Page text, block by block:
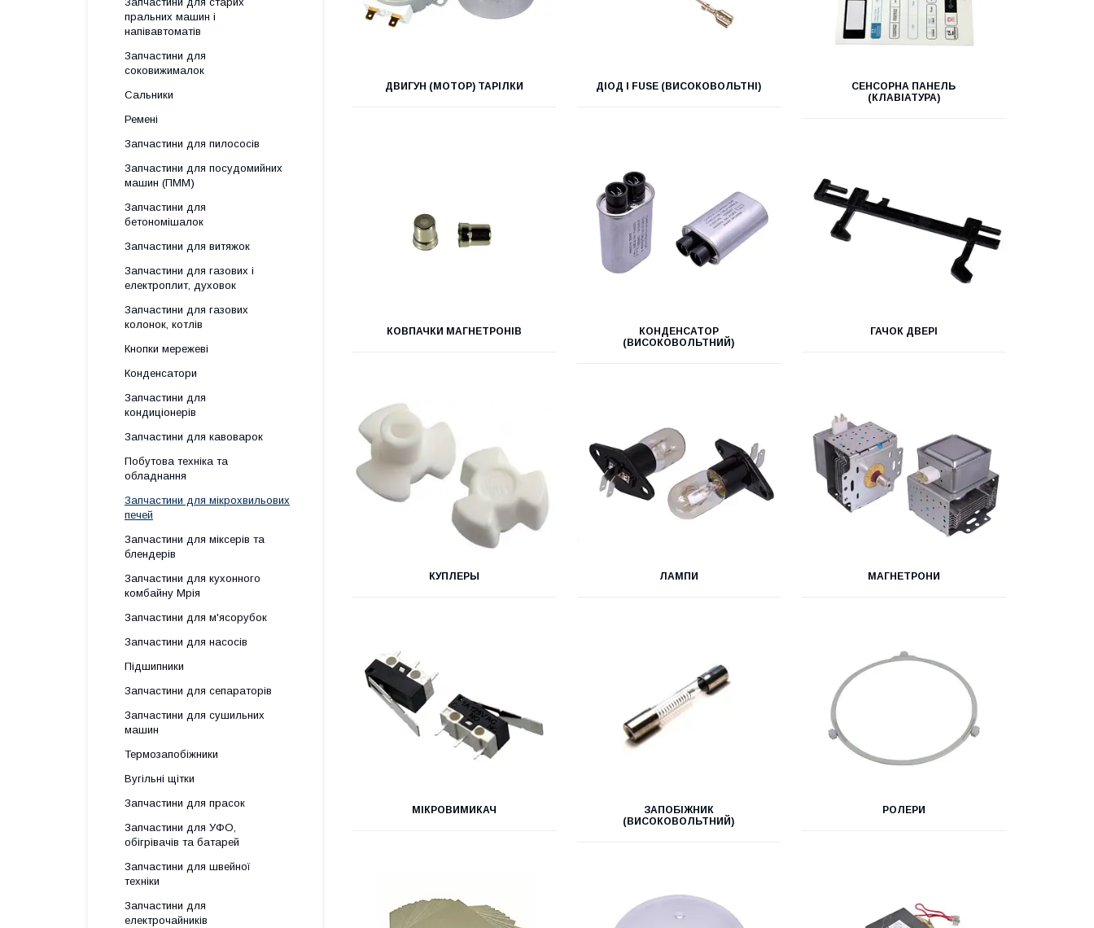
ДВИГУН (МОТОР) ТАРІЛКИ ДІОД І FUSE (ВИСОКОВОЛЬТНІ)
СЕНСОРНА ПАНЕЛЬ
(КЛАВІАТУРА)
КОВПАЧКИ МАГНЕТРОНІВ
КОНДЕНСАТОР
(ВИСОКОВОЛЬТНИЙ)
ГАЧОК ДВЕРІ
КУПЛЕРЫ ЛАМПИ МАГНЕТРОНИ
МІКРОВИМИКАЧ
ЗАПОБІЖНИК
(ВИСОКОВОЛЬТНИЙ)
РОЛЕРИ
пральних машин і
напівавтоматів
Запчастини для
соковижималок
Сальники
Ремені
Запчастини для пилососів
Запчастини для посудомийних
машин (ПММ)
Запчастини для
бетономішалок
Запчастини для витяжок
Запчастини для газових і
електроплит, духовок
Запчастини для газових
колонок, котлів
Кнопки мережеві
Конденсатори
Запчастини для
кондиціонерів
Запчастини для кавоварок
Побутова техніка та
обладнання
Запчастини для мікрохвильових
печей
Запчастини для міксерів та
блендерів
Запчастини для кухонного
комбайну Мрія
Запчастини для м'ясорубок
Запчастини для насосів
Підшипники
Запчастини для сепараторів
Запчастини для сушильних
машин
Термозапобіжники
Вугільні щітки
Запчастини для прасок
Запчастини для УФО,
обігрівачів та батарей
Запчастини для швейної
техніки
Запчастини для
електрочайників